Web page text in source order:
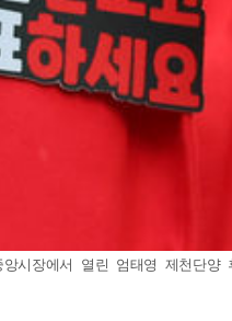
시장에서 열린 엄태영 제천단